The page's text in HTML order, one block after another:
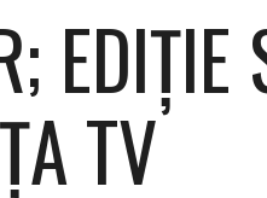
EDIȚIE
TV